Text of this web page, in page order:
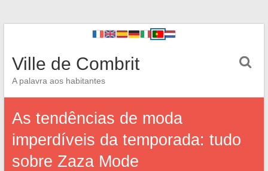
Ville de Combrit
A palavra aos habitantes
As tendências de moda
imperdíveis da temporada: tudo
sobre Zaza Mode